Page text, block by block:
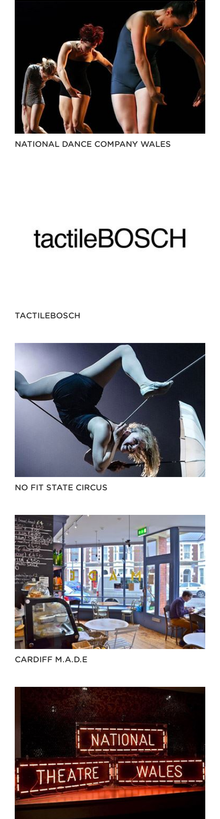
NATIONAL DANCE COMPANY WALES
TACTILEBOSCH
NO FIT STATE CIRCUS
CARDIFF M.A.D.E